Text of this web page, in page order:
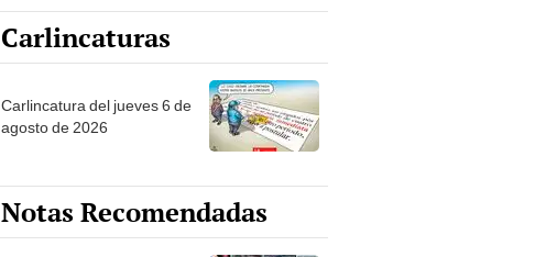
Carlincaturas
Carlincatura del jueves 6 de
agosto de 2026
Notas Recomendadas